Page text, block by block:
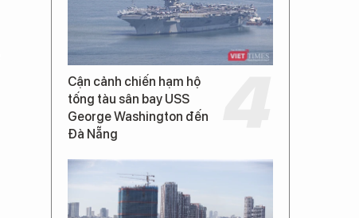
Cận cảnh chiến hạm hộ
tống tàu sân bay USS
George Washington đến
Đà Nẵng